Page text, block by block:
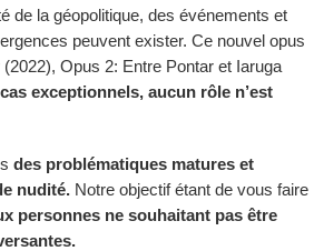
de la géopolitique, des événements et
peuvent exister. Ce nouvel opus
Opus 2: Entre Pontar et Iaruga
exceptionnels, aucun rôle n’est
des problématiques matures et
nudité. Notre objectif étant de vous faire
personnes ne souhaitant pas être